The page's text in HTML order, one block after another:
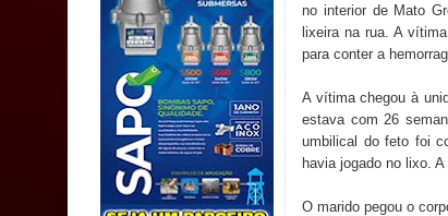
Denise Ribeiro toma posse no Diretório
Dois Gigantes da Poesia Paraibana
Vereador Davyd Matias reúne cerca de
Assembleia Legislativa
Mari marca presença no maior evento de
no interior de Mato
lixeira na rua. A
para conter a
A vítima chegou à
estava com 26
umbilical do feto foi
havia jogado no lixo.
O marido pegou o